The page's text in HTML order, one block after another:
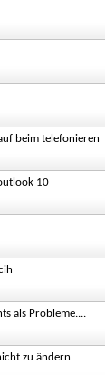
beim telefonieren
10
als Probleme....
zu ändern